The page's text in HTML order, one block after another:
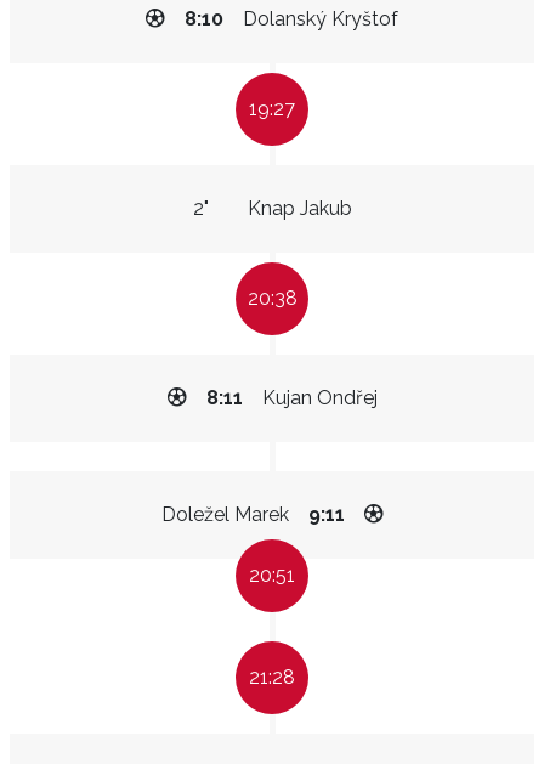
Dolanský Kryštof
8:10
19:27
Knap Jakub
2"
20:38
Kujan Ondřej
8:11
Doležel Marek 9:11
20:51
21:28